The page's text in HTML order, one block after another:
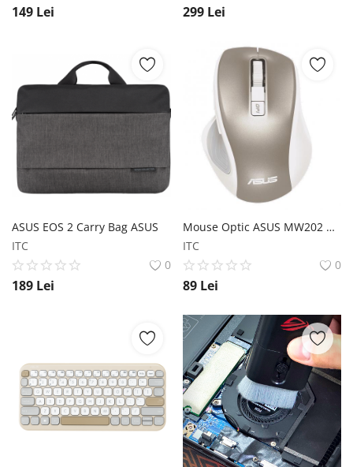
149 Lei 299 Lei
ASUS EOS 2 Carry Bag ASUS
ITC
0
189 Lei
Mouse Optic ASUS MW202 ASUS
ITC
0
89 Lei